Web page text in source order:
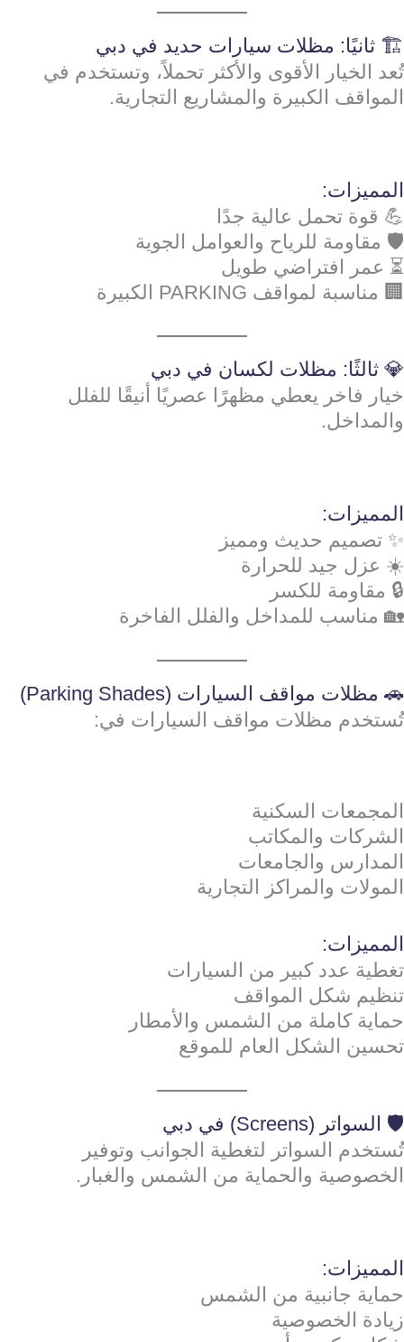
🏗️ ثانيًا: مظلات سيارات حديد في دبي
تُعد الخيار الأقوى والأكثر تحملاً، وتستخدم في
المواقف الكبيرة والمشاريع التجارية.
المميزات:
💪 قوة تحمل عالية جدًا
🛡️ مقاومة للرياح والعوامل الجوية
⏳ عمر افتراضي طويل
🏢 مناسبة لمواقف PARKING الكبيرة
💎 ثالثًا: مظلات لكسان في دبي
خيار فاخر يعطي مظهرًا عصريًا أنيقًا للفلل
والمداخل.
المميزات:
✨ تصميم حديث ومميز
☀️ عزل جيد للحرارة
🔒 مقاومة للكسر
🏡 مناسب للمداخل والفلل الفاخرة
🚗 مظلات مواقف السيارات (Parking Shades)
تُستخدم مظلات مواقف السيارات في:
المجمعات السكنية
الشركات والمكاتب
المدارس والجامعات
المولات والمراكز التجارية
المميزات:
تغطية عدد كبير من السيارات
تنظيم شكل المواقف
حماية كاملة من الشمس والأمطار
تحسين الشكل العام للموقع
🛡️ السواتر (Screens) في دبي
تُستخدم السواتر لتغطية الجوانب وتوفير
الخصوصية والحماية من الشمس والغبار.
المميزات:
حماية جانبية من الشمس
زيادة الخصوصية